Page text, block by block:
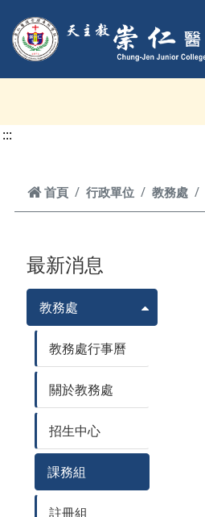
:::
首頁
首頁 行政單位 教務處
最新消息
教務處
教務處行事曆
關於教務處
招生中心
課務組
註冊組